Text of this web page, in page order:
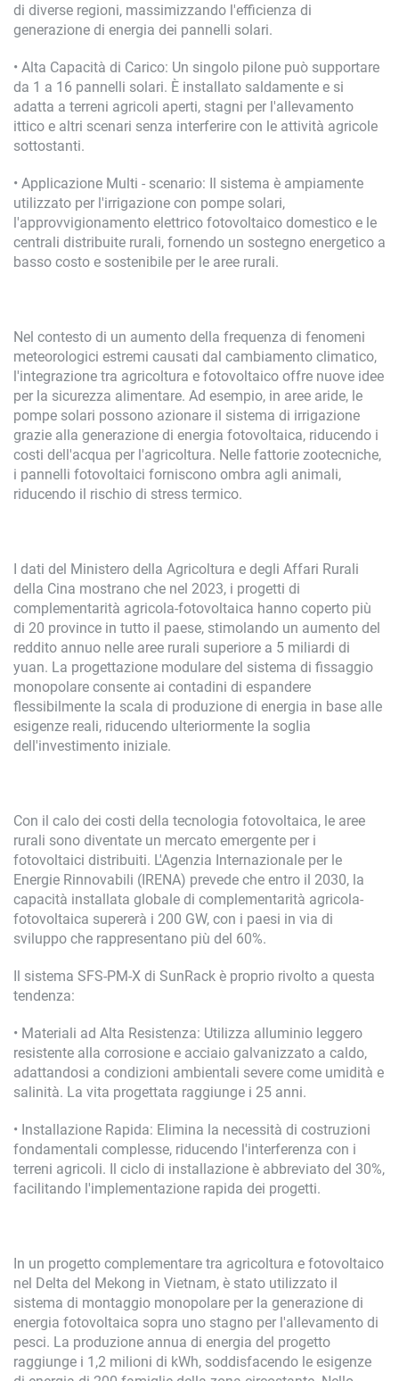
di diverse regioni, massimizzando l'efficienza di
generazione di energia dei pannelli solari.
• Alta Capacità di Carico: Un singolo pilone può supportare
da 1 a 16 pannelli solari. È installato saldamente e si
adatta a terreni agricoli aperti, stagni per l'allevamento
ittico e altri scenari senza interferire con le attività agricole
sottostanti.
• Applicazione Multi - scenario: Il sistema è ampiamente
utilizzato per l'irrigazione con pompe solari,
l'approvvigionamento elettrico fotovoltaico domestico e le
centrali distribuite rurali, fornendo un sostegno energetico a
basso costo e sostenibile per le aree rurali.
Nel contesto di un aumento della frequenza di fenomeni
meteorologici estremi causati dal cambiamento climatico,
l'integrazione tra agricoltura e fotovoltaico offre nuove idee
per la sicurezza alimentare. Ad esempio, in aree aride, le
pompe solari possono azionare il sistema di irrigazione
grazie alla generazione di energia fotovoltaica, riducendo i
costi dell'acqua per l'agricoltura. Nelle fattorie zootecniche,
i pannelli fotovoltaici forniscono ombra agli animali,
riducendo il rischio di stress termico.
I dati del Ministero della Agricoltura e degli Affari Rurali
della Cina mostrano che nel 2023, i progetti di
complementarità agricola-fotovoltaica hanno coperto più
di 20 province in tutto il paese, stimolando un aumento del
reddito annuo nelle aree rurali superiore a 5 miliardi di
yuan. La progettazione modulare del sistema di fissaggio
monopolare consente ai contadini di espandere
flessibilmente la scala di produzione di energia in base alle
esigenze reali, riducendo ulteriormente la soglia
dell'investimento iniziale.
Con il calo dei costi della tecnologia fotovoltaica, le aree
rurali sono diventate un mercato emergente per i
fotovoltaici distribuiti. L'Agenzia Internazionale per le
Energie Rinnovabili (IRENA) prevede che entro il 2030, la
capacità installata globale di complementarità agricola-
fotovoltaica supererà i 200 GW, con i paesi in via di
sviluppo che rappresentano più del 60%.
Il sistema SFS-PM-X di SunRack è proprio rivolto a questa
tendenza:
• Materiali ad Alta Resistenza: Utilizza alluminio leggero
resistente alla corrosione e acciaio galvanizzato a caldo,
adattandosi a condizioni ambientali severe come umidità e
salinità. La vita progettata raggiunge i 25 anni.
• Installazione Rapida: Elimina la necessità di costruzioni
fondamentali complesse, riducendo l'interferenza con i
terreni agricoli. Il ciclo di installazione è abbreviato del 30%,
facilitando l'implementazione rapida dei progetti.
In un progetto complementare tra agricoltura e fotovoltaico
nel Delta del Mekong in Vietnam, è stato utilizzato il
sistema di montaggio monopolare per la generazione di
energia fotovoltaica sopra uno stagno per l'allevamento di
pesci. La produzione annua di energia del progetto
raggiunge i 1,2 milioni di kWh, soddisfacendo le esigenze